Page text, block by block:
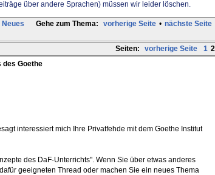
über andere Sprachen) müssen wir leider löschen.
Gehe zum Thema: vorherige Seite • nächste Seite
Neues
Seiten:
vorherige Seite 1 2
des Goethe
interessiert mich Ihre Privatfehde mit dem Goethe Institut
des DaF-Unterrichts". Wenn Sie über etwas anderes
geeigneten Thread oder machen Sie ein neues Thema